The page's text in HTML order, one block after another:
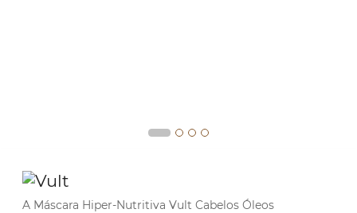
A Máscara Hiper-Nutritiva Vult Cabelos Óleos